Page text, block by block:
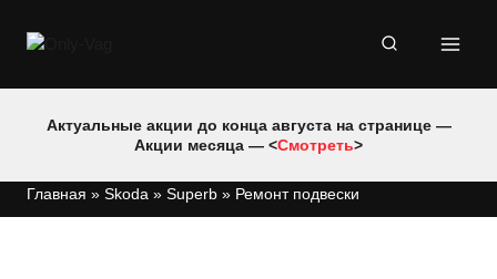
Актуальные акции до конца августа на странице —
Акции месяца — <Смотреть>
Главная » Skoda » Superb » Ремонт подвески